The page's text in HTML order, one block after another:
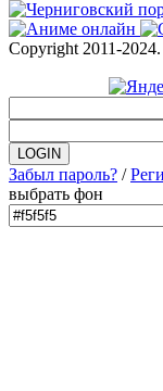
Copyright 2011-
Забыл пароль? /
выбрать фон